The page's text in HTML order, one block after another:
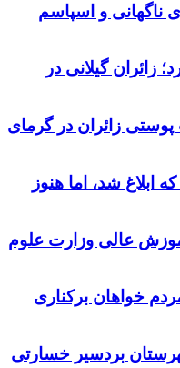
ناگهانی و اسپاسم
گیلانی در
زائران در گرمای
ابلاغ شد، اما هنوز
عالی وزارت علوم
خواهان برکناری
شهرستان بردسیر خسارتی